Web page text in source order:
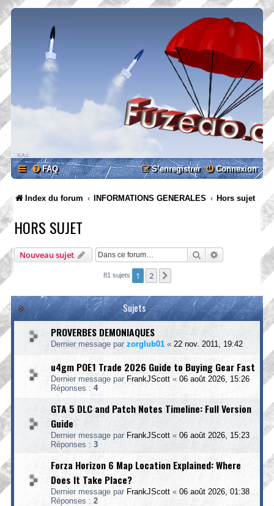
FAQ Connexion
S’enregistrer
Index du forum INFORMATIONS GENERALES Hors sujet
HORS SUJET
Nouveau sujet RechercherRecherche
81 sujets 1 2
Sujets
PROVERBES DEMONIAQUES
Dernier message par zorglub01 « 22 nov. 2011, 19:42
u4gm POE1 Trade 2026 Guide to Buying Gear Fast
Dernier message par FrankJScott « 06 août 2026, 15:26
Réponses : 4
GTA 5 DLC and Patch Notes Timeline: Full Version
Guide
Dernier message par FrankJScott « 06 août 2026, 15:23
Réponses : 3
Forza Horizon 6 Map Location Explained: Where
Does It Take Place?
Dernier message par FrankJScott « 06 août 2026, 01:38
Réponses : 2